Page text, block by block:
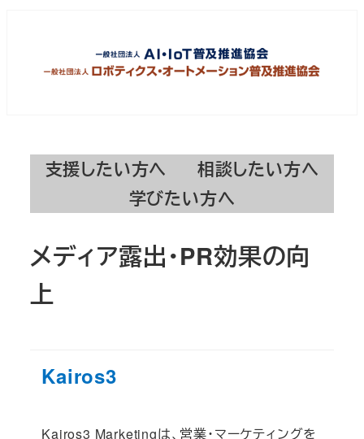
支援したい方へ
相談したい方へ
学びたい方へ
メディア露出・PR効果の向
上
Kairos3
Kairos3 Marketingは、営業・マーケティングを